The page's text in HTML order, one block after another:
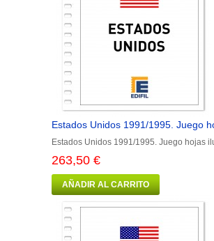
Estados Unidos 1991/1995. Juego
Estados Unidos 1991/1995. Juego hojas
263,50 €
AÑADIR AL CARRITO